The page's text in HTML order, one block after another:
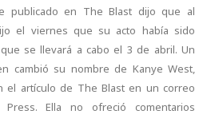
publicado en The Blast dijo que al
el viernes que su acto había sido
se llevará a cabo el 3 de abril. Un
cambió su nombre de Kanye West,
el artículo de The Blast en un correo
Press. Ella no ofreció comentarios